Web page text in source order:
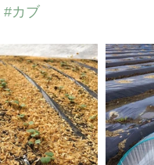
#カブ